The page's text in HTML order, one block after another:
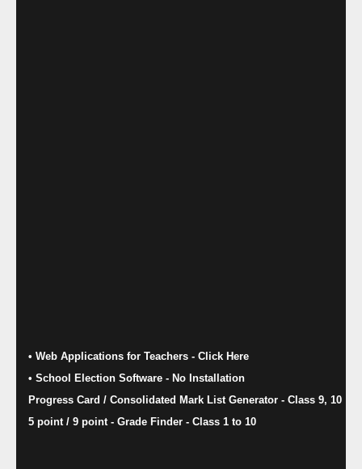
• Web Applications for Teachers - Click Here
• School Election Software​ - No Installation
Progress Card / Consolidated Mark List Generator - Class 9, 10
5 point / 9 point - Grade Finder - Class 1 to 10